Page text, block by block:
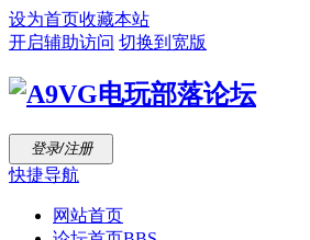
设为首页收藏本站
开启辅助访问 切换到宽版
登录/注册
快捷导航
网站首页